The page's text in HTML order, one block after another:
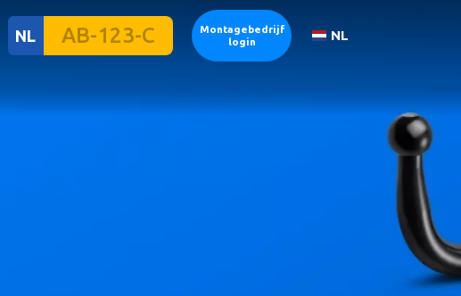
NL
Montagebedrijf
login
NL